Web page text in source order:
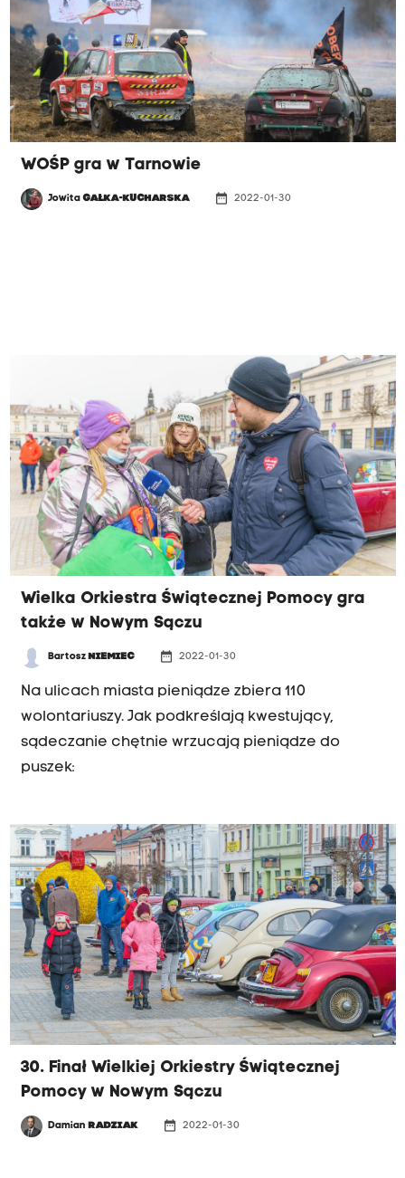
WOŚP gra w Tarnowie
JowitaGAŁKA-KUCHARSKA date_range 2022-01-30
Wielka Orkiestra Świątecznej Pomocy gra
także w Nowym Sączu
Bartosz NIEMIEC date_range 2022-01-30
Na ulicach miasta pieniądze zbiera 110
wolontariuszy. Jak podkreślają kwestujący,
sądeczanie chętnie wrzucają pieniądze do
puszek:
30. Finał Wielkiej Orkiestry Świątecznej
Pomocy w Nowym Sączu
Damian RADZIAK date_range 2022-01-30